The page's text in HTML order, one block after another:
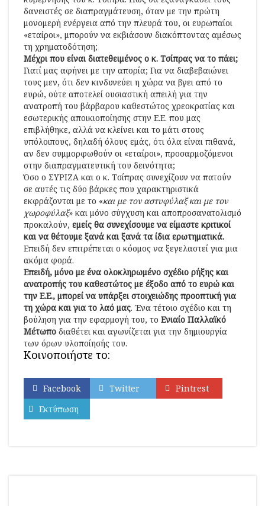
δανειστές σε διαπραγμάτευση, όταν με την πρώτη
μονομερή ενέργεια από την πλευρά του, οι ευρωπαίοι
«εταίροι», μπορούν να εκβιάσουν διακόπτοντας αμέσως
τη χρηματοδότηση;
Μέχρι που είναι διατεθειμένος ο κ. Τσίπρας να το πάει;
Γιατί μας αφήνει με την απορία; Για να διαβεβαιώνει
τους μεν, ότι δεν κινδυνεύει η χώρα να βγει από το
ευρώ, ούτε αποτελεί ουσιαστική απειλή για την
ανατροπή του βάρβαρου καθεστώτος χρεοκρατίας και
εσωτερικής αποικιοποίησης στην Ε.Ε. που μας
επιβλήθηκε, αλλά να κλείνει και το μάτι στους
υπόλοιπους, δηλαδή όλους εμάς, ότι όλα είναι πιθανά,
αν δεν συμμορφωθούν οι «εταίροι», προσαρμοζόμενοι
στην διαπραγματευτική του δεινότητα;
Όσο ο ΣΥΡΙΖΑ και ο κ. Τσίπρας συνεχίζουν να πατούν
σε αυτές τις δύο βάρκες που χαρακτηριστικά
εκφράζονται με το «και με τον αστυφύλαξ και με τον
χωροφύλαξ» και μόνο σύγχυση και αποπροσανατολισμό
προκαλούν, εμείς θα συνεχίσουμε να είμαστε κριτικοί
και να θέτουμε ξανά και ξανά τα ίδια ερωτηματικά.
Επειδή δεν επιτρέπεται ο κόσμος να ξεγελαστεί για μια
ακόμα φορά.
Επειδή, μόνο με ένα ολοκληρωμένο σχέδιο ρήξης και
ανατροπής του καθεστώτος με έξοδο από το ευρώ και
την Ε.Ε., μπορεί να υπάρξει στοιχειώδης προοπτική για
τη χώρα και για το λαό μας. Ένα τέτοιο σχέδιο και τη
βούληση για την εφαρμογή του, το Ενιαίο Παλλαϊκό
Μέτωπο διαθέτει και αγωνίζεται για την δημιουργία
των όρων υλοποίησής του.
Κοινοποιήστε το:
Facebook Twitter
Pintrest
Εκτύπωση